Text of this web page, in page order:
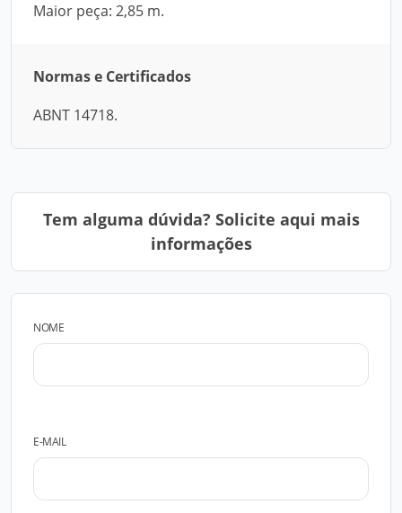
Maior peça: 2,85 m.
Normas e Certificados
ABNT 14718.
Tem alguma dúvida? Solicite aqui mais
informações
NOME
E-MAIL